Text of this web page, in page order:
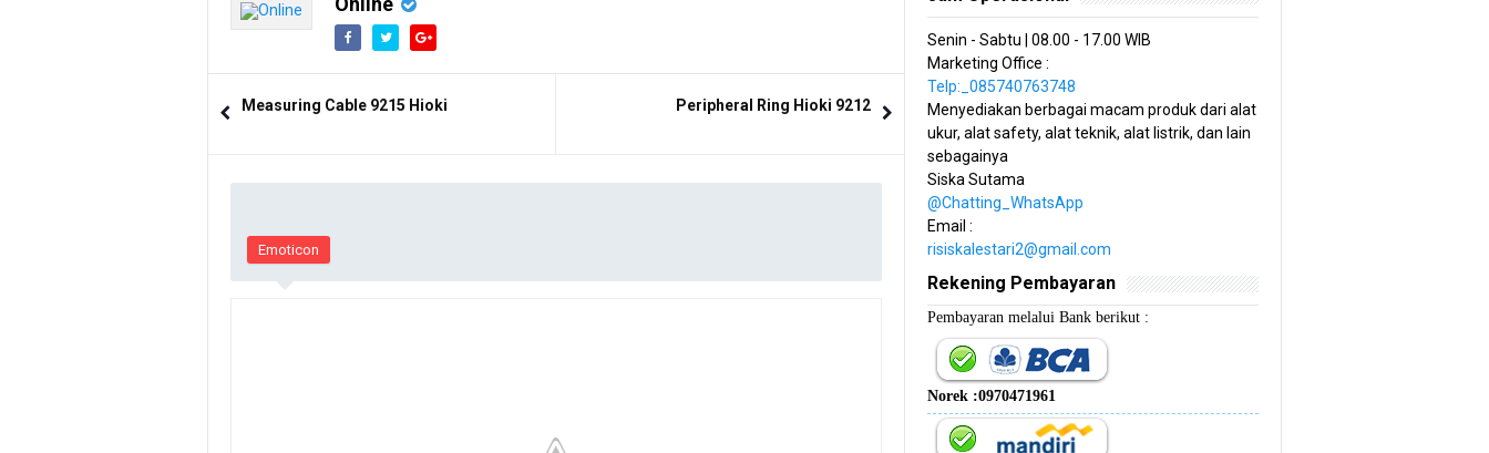
Measuring Cable 9215 Hioki Peripheral Ring Hioki 9212
Emoticon
Senin - Sabtu | 08.00 - 17.00 WIB
Marketing Office :
Telp:_085740763748
Menyediakan berbagai macam produk dari alat
ukur, alat safety, alat teknik, alat listrik, dan lain
sebagainya
Siska Sutama
@Chatting_WhatsApp
Email :
risiskalestari2@gmail.com
Rekening Pembayaran
Pembayaran melalui Bank berikut :
Norek :0970471961